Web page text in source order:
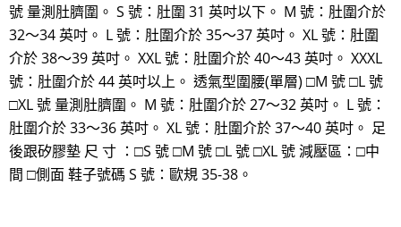
號 量測肚臍圍。 S 號：肚圍 31 英吋以下。 M 號：肚圍介於
32～34 英吋。 L 號：肚圍介於 35～37 英吋。 XL 號：肚圍
介於 38～39 英吋。 XXL 號：肚圍介於 40～43 英吋。 XXXL
號：肚圍介於 44 英吋以上。 透氣型圍腰(單層) □M 號 □L 號
□XL 號 量測肚臍圍。 M 號：肚圍介於 27～32 英吋。 L 號：
肚圍介於 33～36 英吋。 XL 號：肚圍介於 37～40 英吋。 足
後跟矽膠墊 尺 寸 ：□S 號 □M 號 □L 號 □XL 號 減壓區：□中
間 □側面 鞋子號碼 S 號：歐規 35-38。